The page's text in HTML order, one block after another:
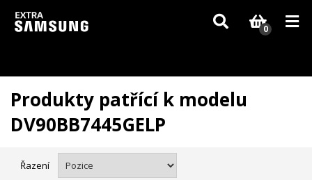
Vzhledem k aktuální situaci se může dodání dílů, které nejsou skladem,
zpozdit. Děkujeme za pochopení.
0
Produkty patřící k modelu
DV90BB7445GELP
Řazení